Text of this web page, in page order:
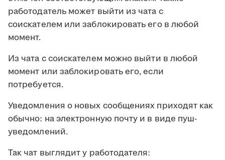
работодатель может выйти из чата с
соискателем или заблокировать его в любой
момент.
Из чата с соискателем можно выйти в любой
момент или заблокировать его, если
потребуется.
Уведомления о новых сообщениях приходят как
обычно: на электронную почту и в виде пуш-
уведомлений.
Так чат выглядит у работодателя: